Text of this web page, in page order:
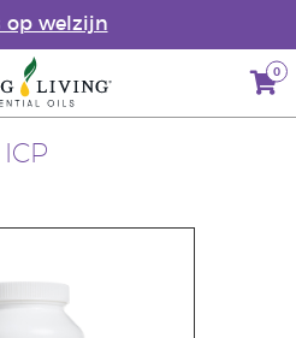
op welzijn
0
ICP